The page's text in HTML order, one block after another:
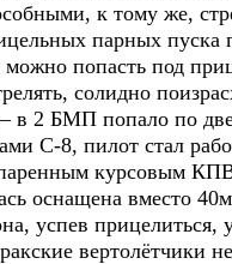
к тому же,
парных
можно попасть под
солидно
– в 2 БМП попало по
С-8, пилот стал
курсовым
оснащена вместо
успев прицелиться,
вертолётчики